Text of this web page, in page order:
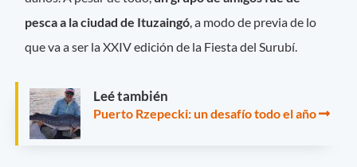
pesca a la ciudad de Ituzaingó , a modo de previa de lo
que va a ser la XXIV edición de la Fiesta del Surubí.
Leé también
Puerto Rzepecki: un desafío todo el año